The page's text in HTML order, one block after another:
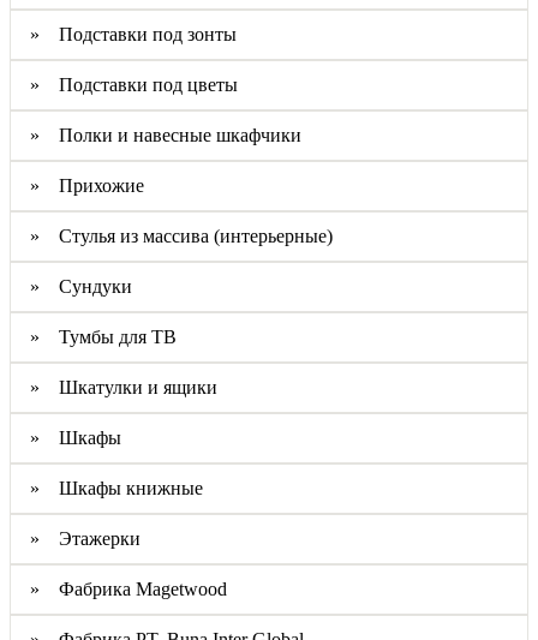
» Подставки под зонты
» Подставки под цветы
» Полки и навесные шкафчики
» Прихожие
» Стулья из массива (интерьерные)
» Сундуки
» Тумбы для ТВ
» Шкатулки и ящики
» Шкафы
» Шкафы книжные
» Этажерки
» Фабрика Magetwood